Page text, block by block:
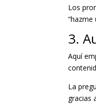
Los
3.
Aquí
La
gracias